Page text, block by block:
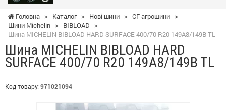
Головна > Каталог > Нові шини > СГ агрошини >
Шини Michelin > BIBLOAD
>
Шина MICHELIN BIBLOAD HARD SURFACE 400/70 R20 149A8/149B TL
Шина MICHELIN BIBLOAD HARD
SURFACE 400/70 R20 149A8/149B TL
Код товару: 971021094